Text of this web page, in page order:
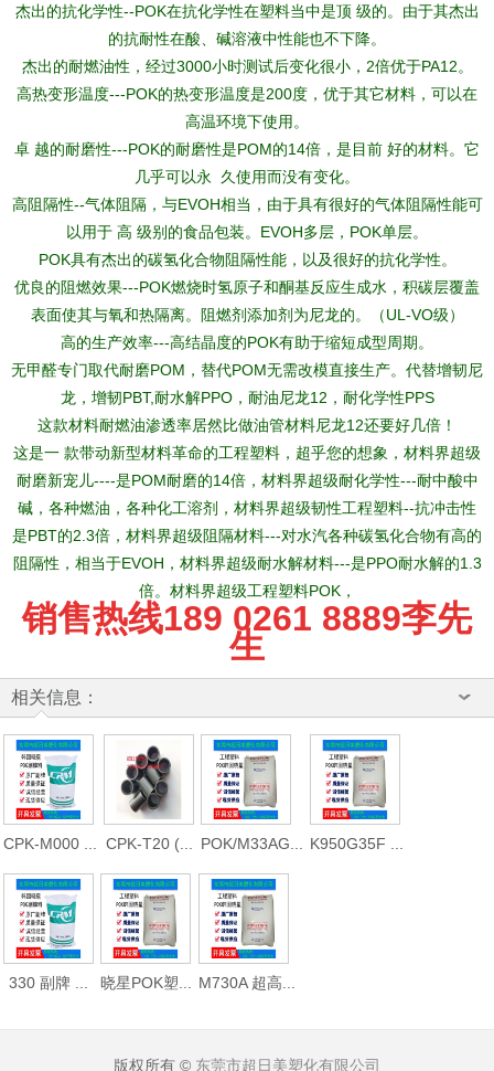
杰出的抗化学性--POK在抗化学性在塑料当中是顶 级的。由于其杰出
的抗耐性在酸、碱溶液中性能也不下降。
杰出的耐燃油性，经过3000小时测试后变化很小，2倍优于PA12。
高热变形温度---POK的热变形温度是200度，优于其它材料，可以在
高温环境下使用。
卓 越的耐磨性---POK的耐磨性是POM的14倍，是目前 好的材料。它
几乎可以永 久使用而没有变化。
高阻隔性--气体阻隔，与EVOH相当，由于具有很好的气体阻隔性能可
以用于 高 级别的食品包装。EVOH多层，POK单层。
POK具有杰出的碳氢化合物阻隔性能，以及很好的抗化学性。
优良的阻燃效果---POK燃烧时氢原子和酮基反应生成水，积碳层覆盖
表面使其与氧和热隔离。阻燃剂添加剂为尼龙的。（UL-VO级）
高的生产效率---高结晶度的POK有助于缩短成型周期。
无甲醛专门取代耐磨POM，替代POM无需改模直接生产。代替增韧尼
龙，增韧PBT,耐水解PPO，耐油尼龙12，耐化学性PPS
这款材料耐燃油渗透率居然比做油管材料尼龙12还要好几倍！
这是一 款带动新型材料革命的工程塑料，超乎您的想象，材料界超级
耐磨新宠儿----是POM耐磨的14倍，材料界超级耐化学性---耐中酸中
碱，各种燃油，各种化工溶剂，材料界超级韧性工程塑料--抗冲击性
是PBT的2.3倍，材料界超级阻隔材料---对水汽各种碳氢化合物有高的
阻隔性，相当于EVOH，材料界超级耐水解材料---是PPO耐水解的1.3
倍。材料界超级工程塑料POK，
销售热线189 0261 8889李先
生
相关信息：
CPK-M000 ... CPK-T20 (... POK/M33AG... K950G35F ...
330 副牌 ... 晓星POK塑... M730A 超高...
版权所有 © 东莞市超日美塑化有限公司